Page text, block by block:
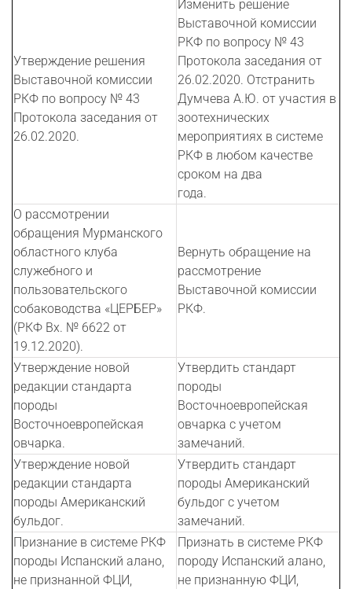
Утверждение решения
Выставочной комиссии
РКФ по вопросу № 43
Протокола заседания от
26.02.2020.
Изменить решение
Выставочной комиссии
РКФ по вопросу № 43
Протокола заседания от
26.02.2020. Отстранить
Думчева А.Ю. от участия в
зоотехнических
мероприятиях в системе
РКФ в любом качестве
сроком на два
года.
О рассмотрении
обращения Мурманского
областного клуба
служебного и
пользовательского
собаководства «ЦЕРБЕР»
(РКФ Вх. № 6622 от
19.12.2020).
Вернуть обращение на
рассмотрение
Выставочной комиссии
РКФ.
Утверждение новой
редакции стандарта
породы
Восточноевропейская
овчарка.
Утвердить стандарт
породы
Восточноевропейская
овчарка с учетом
замечаний.
Утверждение новой
редакции стандарта
породы Американский
бульдог.
Утвердить стандарт
породы Американский
бульдог с учетом
замечаний.
Признание в системе РКФ
породы Испанский алано,
не признанной ФЦИ,
Признать в системе РКФ
породу Испанский алано,
не признанную ФЦИ,